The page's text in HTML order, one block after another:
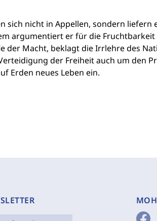
sich nicht in Appellen, sondern liefern
argumentiert er für die Fruchtbarkeit
der Macht, beklagt die Irrlehre des
der Freiheit auch um den
Erden neues Leben ein.